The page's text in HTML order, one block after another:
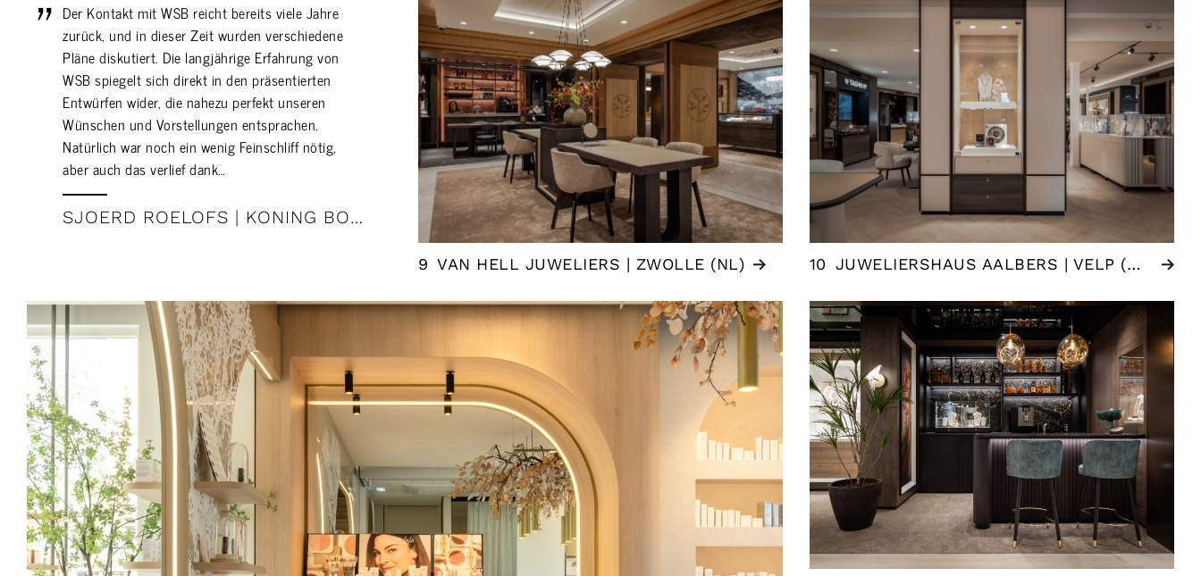
Der Kontakt mit WSB reicht bereits viele Jahre
zurück, und in dieser Zeit wurden verschiedene
Pläne diskutiert. Die langjährige Erfahrung von
WSB spiegelt sich direkt in den präsentierten
Entwürfen wider, die nahezu perfekt unseren
Wünschen und Vorstellungen entsprachen.
Natürlich war noch ein wenig Feinschliff nötig,
aber auch das verlief dank…
SJOERD ROELOFS | KONING BODYFASHION (NL)
9 VAN HELL JUWELIERS | ZWOLLE (NL) 10 JUWELIERSHAUS AALBERS | VELP (NL)